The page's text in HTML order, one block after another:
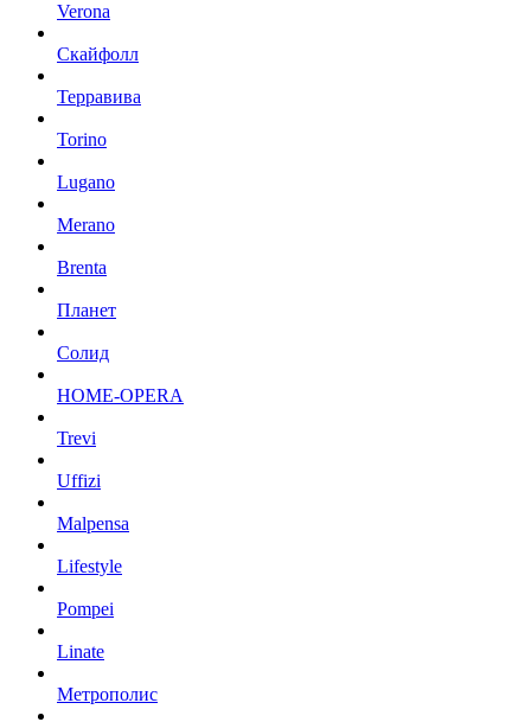
Verona
Скайфолл
Терравива
Torino
Lugano
Merano
Brenta
Планет
Солид
HOME-OPERA
Trevi
Uffizi
Malpensa
Lifestyle
Pompei
Linate
Метрополис